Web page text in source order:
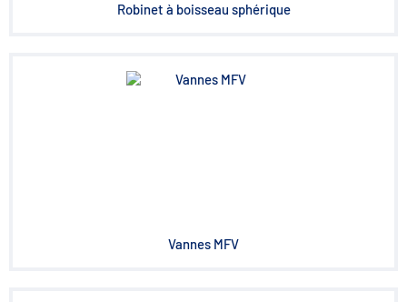
Robinet à boisseau sphérique
Vannes MFV